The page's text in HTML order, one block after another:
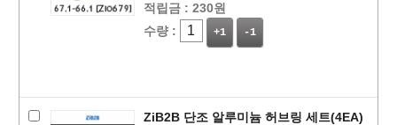
적립금 : 230원
수량 :
+1 -1
ZiB2B 단조 알루미늄 허브링 세트(4EA)